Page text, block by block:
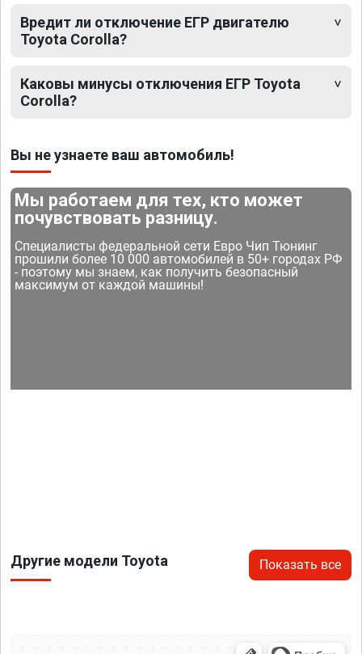
Вредит ли отключение ЕГР двигателю
Toyota Corolla?
Каковы минусы отключения ЕГР Toyota
Corolla?
Вы не узнаете ваш автомобиль!
Мы работаем для тех, кто может
почувствовать разницу.
Специалисты федеральной сети Евро Чип Тюнинг
прошили более 10 000 автомобилей в 50+ городах РФ
- поэтому мы знаем, как получить безопасный
максимум от каждой машины!
Другие модели Toyota Показать все